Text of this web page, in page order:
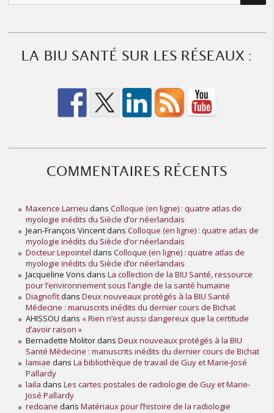
LA BIU SANTÉ SUR LES RÉSEAUX :
COMMENTAIRES RÉCENTS
Maxence Larrieu dansColloque (en ligne) : quatre atlas de
myologie inédits du Siècle d’or néerlandais
Jean-François VincentdansColloque (en ligne) : quatre atlas de
myologie inédits du Siècle d’or néerlandais
Docteur Lepointel dansColloque (en ligne) : quatre atlas de
myologie inédits du Siècle d’or néerlandais
Jacqueline Vons dansLa collection de la BIU Santé, ressource
pour l’environnement sous l’angle de la santé humaine
DiagnofitdansDeux nouveaux protégés à la BIU Santé
Médecine : manuscrits inédits du dernier cours de Bichat
AHISSOU dans « Rien n’est aussi dangereux que la certitude
d’avoir raison »
Bernadette MolitordansDeux nouveaux protégés à la BIU
Santé Médecine : manuscrits inédits du dernier cours de Bichat
lamiae dansLa bibliothèque de travail de Guy et Marie-José
Pallardy
laila dansLes cartes postales de radiologie de Guy et Marie-
José Pallardy
redoane dansMatériaux pour l’histoire de la radiologie